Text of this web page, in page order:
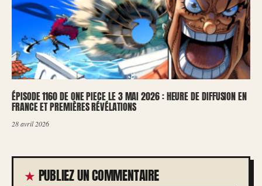
ÉPISODE 1160 DE ONE PIECE LE 3 MAI 2026 : HEURE DE DIFFUSION EN
FRANCE ET PREMIÈRES RÉVÉLATIONS
28 avril 2026
PUBLIEZ UN COMMENTAIRE